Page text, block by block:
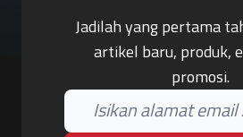
Jadilah yang pertama
artikel baru, produk,
promosi.